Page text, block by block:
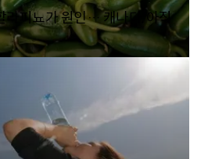
라피뇨가 원인… 캐나다, 아직